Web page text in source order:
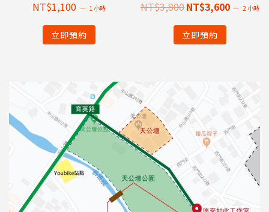
NT$1,100 1 小時
立即預約
NT$3,800NT$3,600 2 小時
立即預約